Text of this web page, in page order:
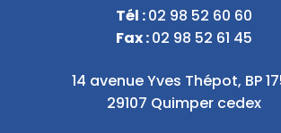
Tél : 02 98 52 60 60
Fax : 02 98 52 61 45
14 avenue Yves Thépot, BP
29107 Quimper cedex